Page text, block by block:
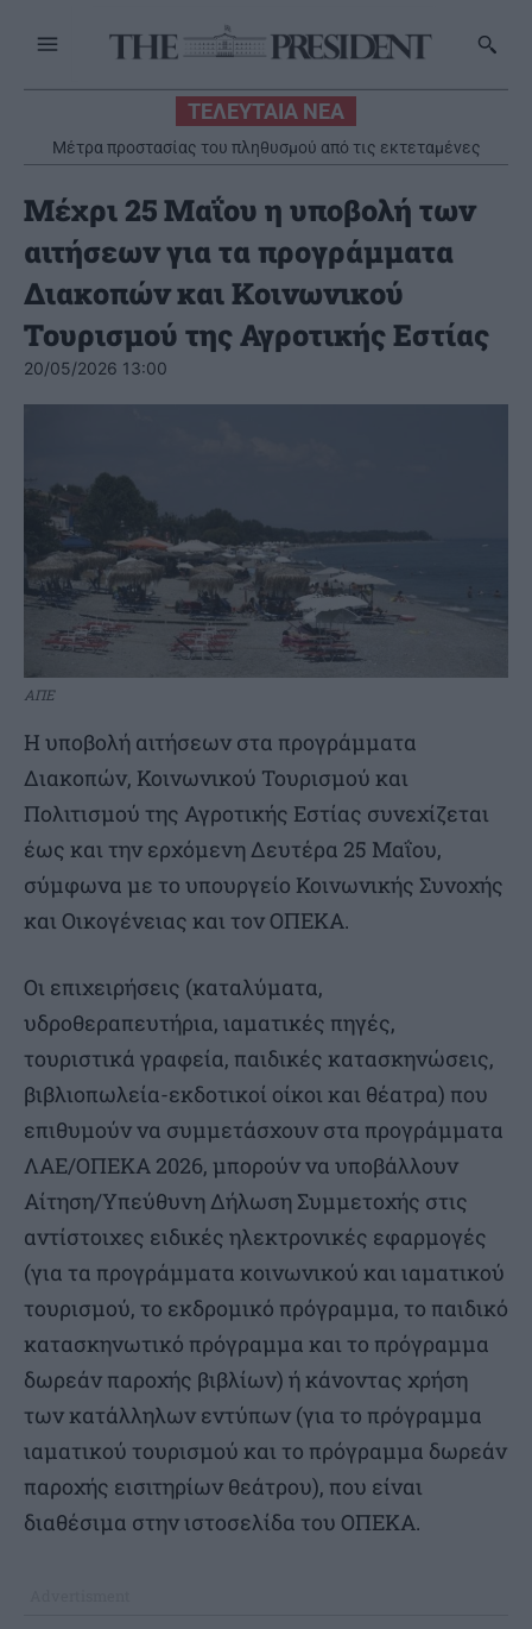
ΤΕΛΕΥΤΑΙΑ ΝΕΑ
Μέτρα προστασίας του πληθυσμού από τις εκτεταμένες
πυρκαγιές
Μέχρι 25 Μαΐου η υποβολή των
αιτήσεων για τα προγράμματα
Διακοπών και Κοινωνικού
Τουρισμού της Αγροτικής Εστίας
20/05/2026 13:00
ΑΠΕ
H υποβολή αιτήσεων στα προγράμματα
Διακοπών, Κοινωνικού Τουρισμού και
Πολιτισμού της Αγροτικής Εστίας συνεχίζεται
έως και την ερχόμενη Δευτέρα 25 Μαΐου,
σύμφωνα με το υπουργείο Κοινωνικής Συνοχής
και Οικογένειας και τον ΟΠΕΚΑ.
Οι επιχειρήσεις (καταλύματα,
υδροθεραπευτήρια, ιαματικές πηγές,
τουριστικά γραφεία, παιδικές κατασκηνώσεις,
βιβλιοπωλεία-εκδοτικοί οίκοι και θέατρα) που
επιθυμούν να συμμετάσχουν στα προγράμματα
ΛΑΕ/ΟΠΕΚΑ 2026, μπορούν να υποβάλλουν
Αίτηση/Υπεύθυνη Δήλωση Συμμετοχής στις
αντίστοιχες ειδικές ηλεκτρονικές εφαρμογές
(για τα προγράμματα κοινωνικού και ιαματικού
τουρισμού, το εκδρομικό πρόγραμμα, το παιδικό
κατασκηνωτικό πρόγραμμα και το πρόγραμμα
δωρεάν παροχής βιβλίων) ή κάνοντας χρήση
των κατάλληλων εντύπων (για το πρόγραμμα
ιαματικού τουρισμού και το πρόγραμμα δωρεάν
παροχής εισιτηρίων θεάτρου), που είναι
διαθέσιμα στην ιστοσελίδα του ΟΠΕΚΑ.